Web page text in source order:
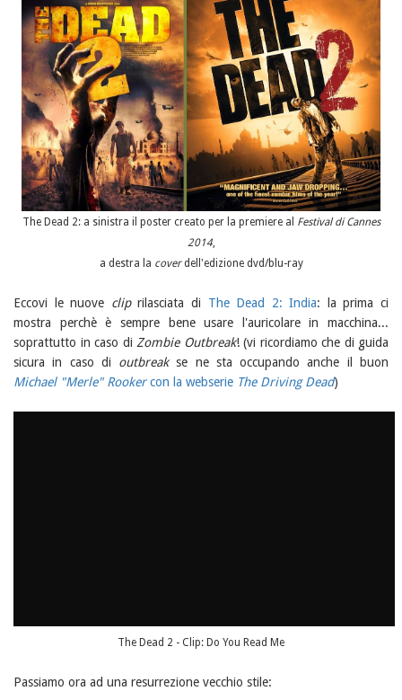
The Dead 2: a sinistra il poster creato per la premiere al Festival di Cannes
2014,
a destra la coverdell'edizione dvd/blu-ray
Eccovi le nuove cliprilasciata di The Dead 2: India: la prima ci
mostra perchè è sempre bene usare l'auricolare in macchina...
soprattutto in caso di Zombie Outbreak! (vi ricordiamo che di guida
sicura in caso di outbreakse ne sta occupando anche il buon
Michael "Merle" Rookercon la webserie The Driving Dead)
The Dead 2 - Clip: Do You Read Me
Passiamo ora ad una resurrezione vecchio stile: